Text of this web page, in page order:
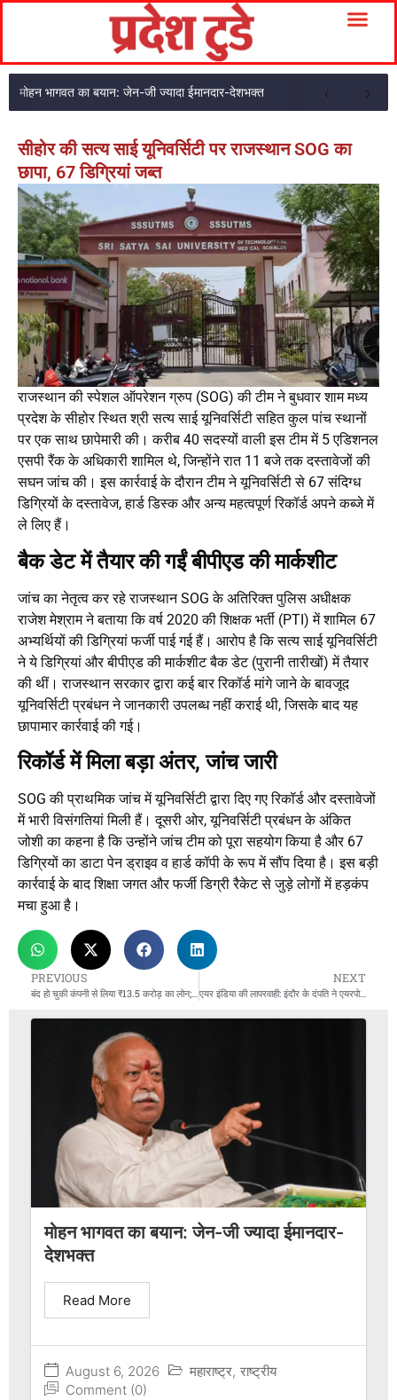
मोहन भागवत का बयान: जेन-जी ज्यादा ईमानदार-देशभक्त
सीहोर की सत्य साई यूनिवर्सिटी पर राजस्थान SOG का
छापा, 67 डिग्रियां जब्त
राजस्थान की स्पेशल ऑपरेशन ग्रुप (SOG) की टीम ने बुधवार शाम मध्य
प्रदेश के सीहोर स्थित श्री सत्य साई यूनिवर्सिटी सहित कुल पांच स्थानों
पर एक साथ छापेमारी की। करीब 40 सदस्यों वाली इस टीम में 5 एडिशनल
एसपी रैंक के अधिकारी शामिल थे, जिन्होंने रात 11 बजे तक दस्तावेजों की
सघन जांच की। इस कार्रवाई के दौरान टीम ने यूनिवर्सिटी से 67 संदिग्ध
डिग्रियों के दस्तावेज, हार्ड डिस्क और अन्य महत्वपूर्ण रिकॉर्ड अपने कब्जे में
ले लिए हैं।
बैक डेट में तैयार की गईं बीपीएड की मार्कशीट
जांच का नेतृत्व कर रहे राजस्थान SOG के अतिरिक्त पुलिस अधीक्षक
राजेश मेश्राम ने बताया कि वर्ष 2020 की शिक्षक भर्ती (PTI) में शामिल 67
अभ्यर्थियों की डिग्रियां फर्जी पाई गई हैं। आरोप है कि सत्य साई यूनिवर्सिटी
ने ये डिग्रियां और बीपीएड की मार्कशीट बैक डेट (पुरानी तारीखों) में तैयार
की थीं। राजस्थान सरकार द्वारा कई बार रिकॉर्ड मांगे जाने के बावजूद
यूनिवर्सिटी प्रबंधन ने जानकारी उपलब्ध नहीं कराई थी, जिसके बाद यह
छापामार कार्रवाई की गई।
रिकॉर्ड में मिला बड़ा अंतर, जांच जारी
SOG की प्राथमिक जांच में यूनिवर्सिटी द्वारा दिए गए रिकॉर्ड और दस्तावेजों
में भारी विसंगतियां मिली हैं। दूसरी ओर, यूनिवर्सिटी प्रबंधन के अंकित
जोशी का कहना है कि उन्होंने जांच टीम को पूरा सहयोग किया है और 67
डिग्रियों का डाटा पेन ड्राइव व हार्ड कॉपी के रूप में सौंप दिया है। इस बड़ी
कार्रवाई के बाद शिक्षा जगत और फर्जी डिग्री रैकेट से जुड़े लोगों में हड़कंप
मचा हुआ है।
PREVIOUS NEXT
एयर इंडिया की लापरवाही: इंदौर के दंपति ने एयरपोर्ट की कुर्सियों पर गुजारी रात, 16 घंटे देरी से पहुंचे घर
मोहन भागवत का बयान: जेन-जी ज्यादा ईमानदार-
देशभक्त
August 6, 2026 महाराष्ट्र, राष्ट्रीय
Comment (0)
Read More